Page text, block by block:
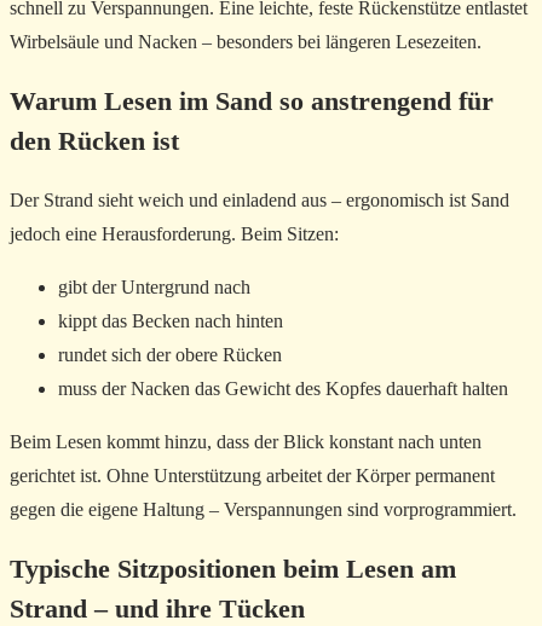
schnell zu Verspannungen. Eine leichte, feste Rückenstütze entlastet
Wirbelsäule und Nacken – besonders bei längeren Lesezeiten.
Warum Lesen im Sand so anstrengend für
den Rücken ist
Der Strand sieht weich und einladend aus – ergonomisch ist Sand
jedoch eine Herausforderung. Beim Sitzen:
gibt der Untergrund nach
kippt das Becken nach hinten
rundet sich der obere Rücken
muss der Nacken das Gewicht des Kopfes dauerhaft halten
Beim Lesen kommt hinzu, dass der Blick konstant nach unten
gerichtet ist. Ohne Unterstützung arbeitet der Körper permanent
gegen die eigene Haltung – Verspannungen sind vorprogrammiert.
Typische Sitzpositionen beim Lesen am
Strand – und ihre Tücken